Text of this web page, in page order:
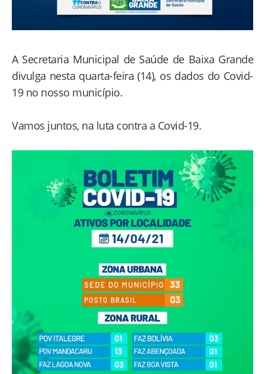
A Secretaria Municipal de Saúde de Baixa Grande
divulga nesta quarta-feira (14), os dados do Covid-
19 no nosso município.
Vamos juntos, na luta contra a Covid-19.